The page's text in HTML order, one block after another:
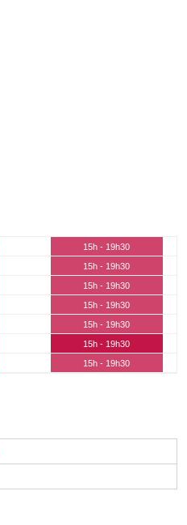
15h - 19h30
15h - 19h30
15h - 19h30
15h - 19h30
15h - 19h30
15h - 19h30
15h - 19h30